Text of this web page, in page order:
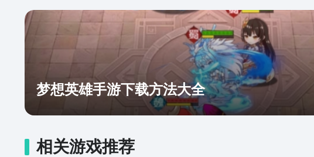
梦想英雄手游下载方法大全
相关游戏推荐